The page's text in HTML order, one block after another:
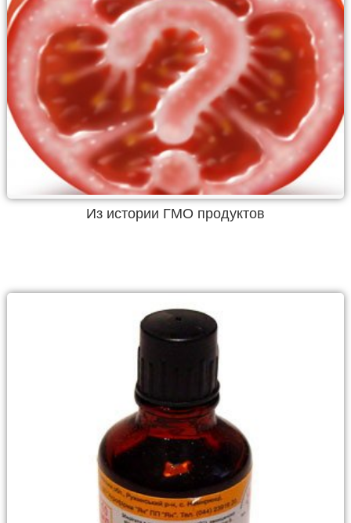
Из истории ГМО продуктов